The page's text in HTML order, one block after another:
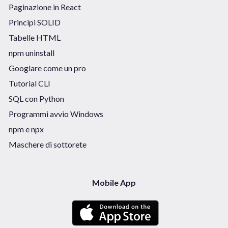
Paginazione in React
Principi SOLID
Tabelle HTML
npm uninstall
Googlare come un pro
Tutorial CLI
SQL con Python
Programmi avvio Windows
npm e npx
Maschere di sottorete
Mobile App